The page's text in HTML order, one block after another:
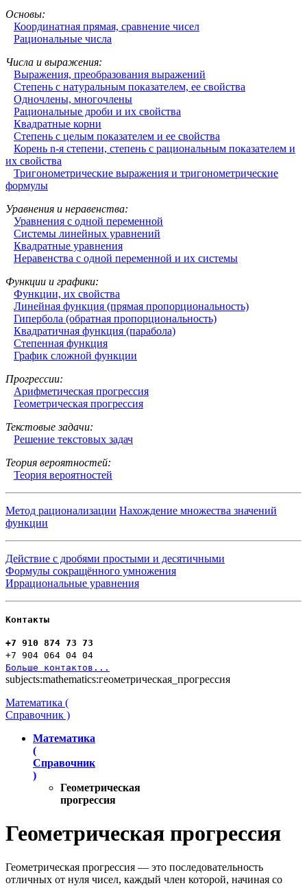
Основы:
Координатная прямая, сравнение чисел
Рациональные числа
Числа и выражения:
Выражения, преобразования выражений
Степень с натуральным показателем, ее свойства
Одночлены, многочлены
Рациональные дроби и их свойства
Квадратные корни
Степень с целым показателем и ее свойства
Корень n-я степени, степень с рациональным показателем и
их свойства
Тригонометрические выражения и тригонометрические
формулы
Уравнения и неравенства:
Уравнения с одной переменной
Системы линейных уравнений
Квадратные уравнения
Неравенства с одной переменной и их системы
Функции и графики:
Функции, их свойства
Линейная функция (прямая пропорциональность)
Гипербола (обратная пропорциональность)
Квадратичная функция (парабола)
Степенная функция
График сложной функции
Прогрессии:
Арифметическая прогрессия
Геометрическая прогрессия
Текстовые задачи:
Решение текстовых задач
Теория вероятностей:
Теория вероятностей
Метод рационализации Нахождение множества значений
функции
Действие с дробями простыми и десятичными
Формулы сокращённого умножения
Иррациональные уравнения
Контакты
+7 910 874 73 73
+7 904 064 04 04
Больше контактов...
subjects:mathematics:геометрическая_прогрессия
Математика (
Справочник )
Математика
(
Справочник
)
Геометрическая
прогрессия
Геометрическая прогрессия
Геометрическая прогрессия — это последовательность
отличных от нуля чисел, каждый член которой, начиная со